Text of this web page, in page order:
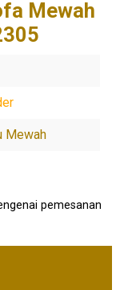
Mewah
Mewah
pemesanan